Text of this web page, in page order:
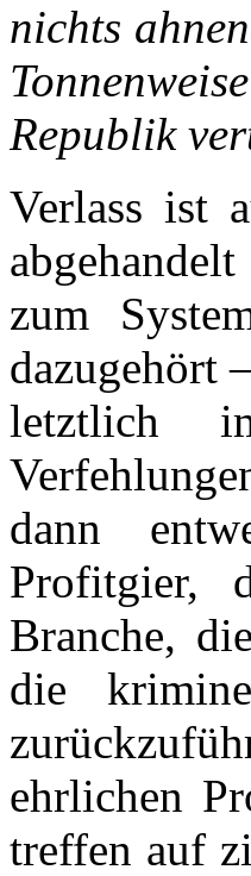
nichts
Republik
Verlass ist
zum
dazugehört
letztlich
dann
Profitgier,
Branche,
die
ehrlichen
treffen auf